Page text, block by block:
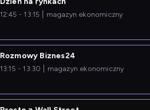
12:45 - 13:15 magazyn ekonomiczny
Rozmowy Biznes24
13:15 - 13:30 magazyn ekonomiczny